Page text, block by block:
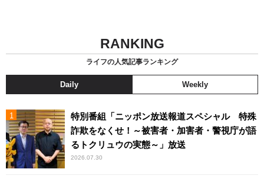
RANKING
ライフの人気記事ランキング
Daily Weekly
特別番組「ニッポン放送報道スペシャル 特殊
詐欺をなくせ！～被害者・加害者・警視庁が語
るトクリュウの実態～」放送
2026.07.30